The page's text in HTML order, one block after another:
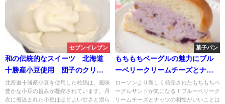
セブンイレブン
和の伝統的なスイーツ 北海道
十勝産小豆使用 団子のクリー
ムぜんざい
北海道十勝産小豆を使用した粒餡は、風味
豊かな小豆の旨みが凝縮されています。丹
念に煮込まれた小豆はほどよい甘さと滑ら
菓子パン
もちもちベーグルの魅力にブル
ーベリークリームチーズとナッ
ツの風味が加わり、絶品サンド
イッチローソンがより誕生
ローソンより新しく発売されたもちもちベ
ーグルサンドが気になる！ブルーベリーク
リームチーズとナッツの相性がいいことは